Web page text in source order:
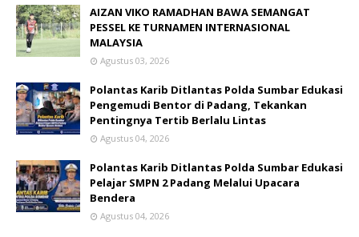
AIZAN VIKO RAMADHAN BAWA SEMANGAT
PESSEL KE TURNAMEN INTERNASIONAL
MALAYSIA
Agustus 03, 2026
Polantas Karib Ditlantas Polda Sumbar Edukasi
Pengemudi Bentor di Padang, Tekankan
Pentingnya Tertib Berlalu Lintas
Agustus 04, 2026
Polantas Karib Ditlantas Polda Sumbar Edukasi
Pelajar SMPN 2 Padang Melalui Upacara
Bendera
Agustus 04, 2026